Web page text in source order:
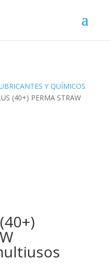
Y QUÍMICOS
(40+) PERMA STRAW